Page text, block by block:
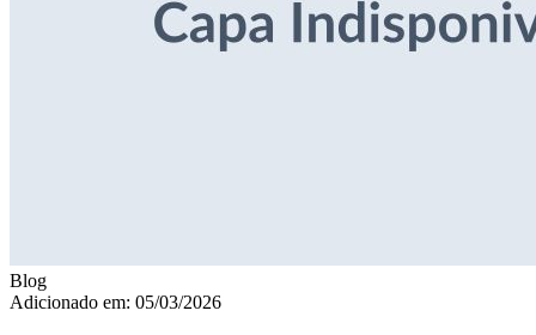
Blog
Adicionado em: 05/03/2026